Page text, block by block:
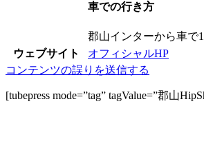
車での行き方
郡山インターから車で
ウェブサイト
オフィシャルHP
コンテンツの誤りを送信する
[tubepress mode=”tag” tagValue=”郡山